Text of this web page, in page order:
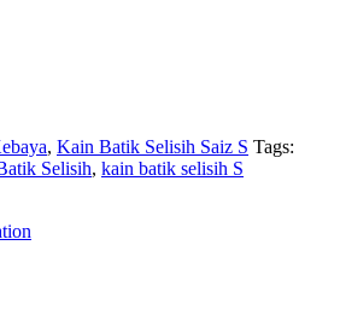
, Kain Batik Selisih Saiz S Tags:
Selisih, kain batik selisih S